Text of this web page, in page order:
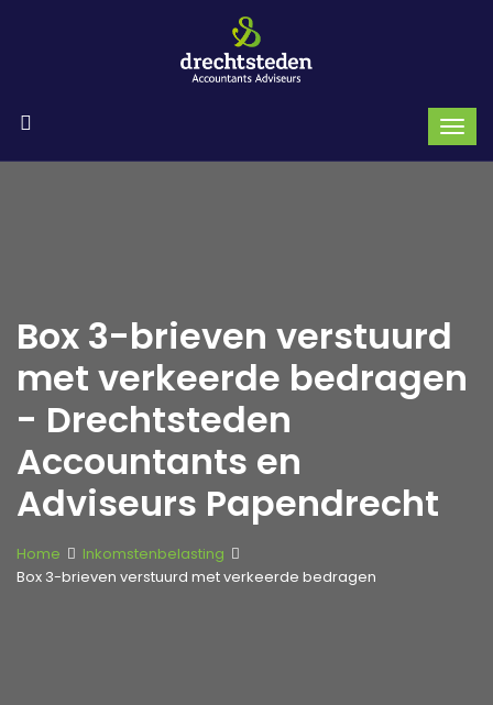
Box 3-brieven verstuurd
met verkeerde bedragen
- Drechtsteden
Accountants en
Adviseurs Papendrecht
Home
Inkomstenbelasting
Box 3-brieven verstuurd met verkeerde bedragen